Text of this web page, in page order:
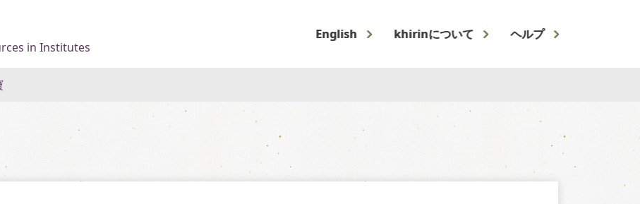
in Institutes
English khirinについて ヘルプ